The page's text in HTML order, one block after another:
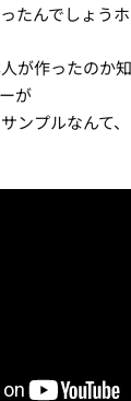
たんでしょうホ
が作ったのか
が
ンプルなんて